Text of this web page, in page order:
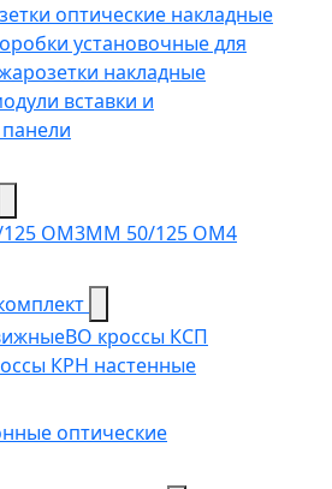
оптические накладные
установочные для
розетки накладные
вставки и
OM3MM 50/125 OM4
ВО кроссы КСП
КРН настенные
оптические